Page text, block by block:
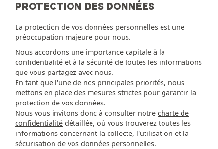
PROTECTION DES DONNÉES
La protection de vos données personnelles est une
préoccupation majeure pour nous.
Nous accordons une importance capitale à la
confidentialité et à la sécurité de toutes les informations
que vous partagez avec nous.
En tant que l'une de nos principales priorités, nous
mettons en place des mesures strictes pour garantir la
protection de vos données.
Nous vous invitons donc à consulter notre charte de
confidentialité détaillée, où vous trouverez toutes les
informations concernant la collecte, l'utilisation et la
sécurisation de vos données personnelles.